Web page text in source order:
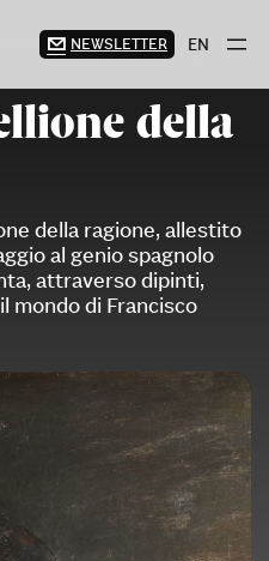
NEWSLETTER EN
della
della ragione, allestito
al genio spagnolo
attraverso dipinti,
mondo di Francisco